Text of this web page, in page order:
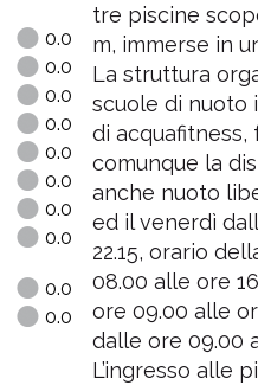
tre piscine
m, immerse in
La struttura
scuole di nuoto
di acquafitness,
comunque la
anche nuoto
ed il venerdì
22.15, orario
08.00 alle ore
ore 09.00 alle
dalle ore 09.00
L’ingresso alle
0.0
0.0
0.0
0.0
0.0
0.0
0.0
0.0
0.0
0.0
5°
Centro
Media